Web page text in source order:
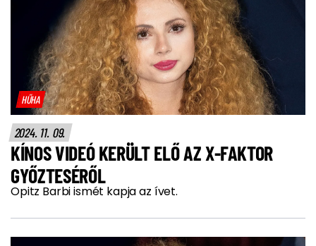
HŰHA
2024. 11. 09.
KÍNOS VIDEÓ KERÜLT ELŐ AZ X-FAKTOR
GYŐZTESÉRŐL
Opitz Barbi ismét kapja az ívet.